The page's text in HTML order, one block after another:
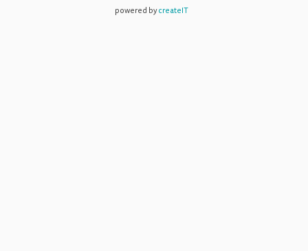
powered bycreateIT